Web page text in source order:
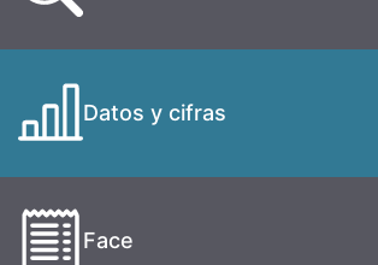
Datos y cifras
Face